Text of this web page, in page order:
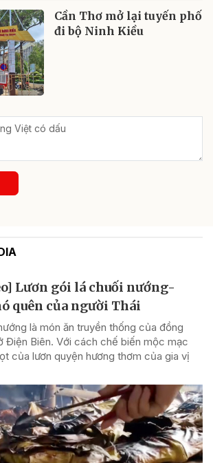
Cần Thơ mở lại tuyến phố
đi bộ Ninh Kiều
Lươn gói lá chuối nướng-
quên của người Thái
là món ăn truyền thống của đồng
Điện Biên. Với cách chế biến mộc mạc
của lươn quyện hương thơm của gia vị